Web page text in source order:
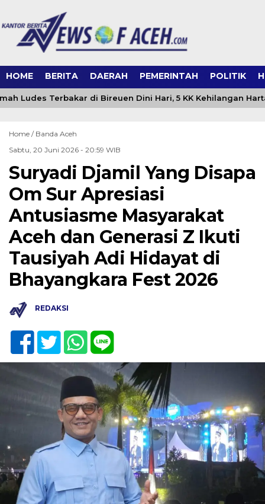
HOME BERITA DAERAH PEMERINTAH POLITIK
Ludes Terbakar di Bireuen Dini Hari, 5 KK Kehilangan
Home / Banda Aceh
Sabtu, 20 Juni 2026 - 20:59 WIB
Suryadi Djamil Yang Disapa
Om Sur Apresiasi
Antusiasme Masyarakat
Aceh dan Generasi Z Ikuti
Tausiyah Adi Hidayat di
Bhayangkara Fest 2026
REDAKSI